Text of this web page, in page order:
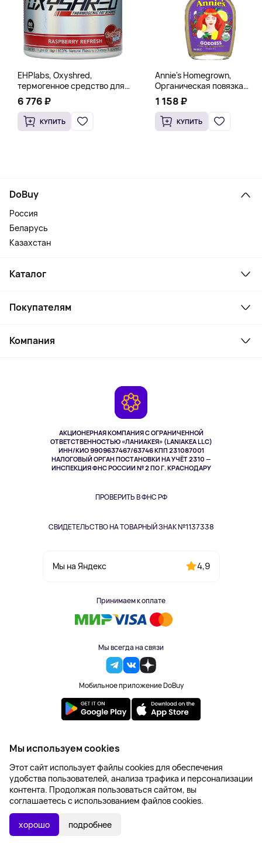
УТОЧНИТЬ НАЛИЧИЕ
EHPlabs, Oxyshred,
термогенное средство для
сжигания жира, малиновое
освежение, 318 г (11,2 унции)
6 776 ₽
КУПИТЬ
Annie's Homegrown,
Органическая повязка
«Богиня», 236 мл (8 жидк.
унц.)
1 158 ₽
КУПИТЬ
АКЦИОНЕРНАЯ КОМПАНИЯ С ОГРАНИЧЕННОЙ
ОТВЕТСТВЕННОСТЬЮ «ЛАНИАКЕЯ» (LANIAKEA LLC)
ИНН/КИО 9909637467/63746 КПП 231087001
НАЛОГОВЫЙ ОРГАН ПОСТАНОВКИ НА УЧЁТ 2310 —
ИНСПЕКЦИЯ ФНС РОССИИ № 2 ПО Г. КРАСНОДАРУ
ПРОВЕРИТЬ В ФНС РФ
СВИДЕТЕЛЬСТВО НА ТОВАРНЫЙ ЗНАК №1137338
Мы на Яндекс 4,9
Принимаем к оплате
Мы всегда на связи
Мобильное приложение DoBuy
DoBuy
Россия
Беларусь
Казахстан
Каталог
Ноутбуки, мониторы, VR
Косметика и уход
Здоровье питомцев
Одежда и аксессуары
Покупателям
Как заказать
Компания
2023-2026 © DoBuy. Все права защищены
Правила обработки персональных данных
Пользовательское соглашение
Оферта
Создание сайта – NetLab
Мы используем cookies
Этот сайт использует файлы cookies для обеспечения
удобства пользователей, анализа трафика и персонализации
контента. Продолжая пользоваться сайтом, вы
соглашаетесь с использованием файлов cookies.
хорошо подробнее